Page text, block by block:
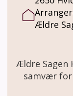
Ældre
Ældre Sagen
samvær for